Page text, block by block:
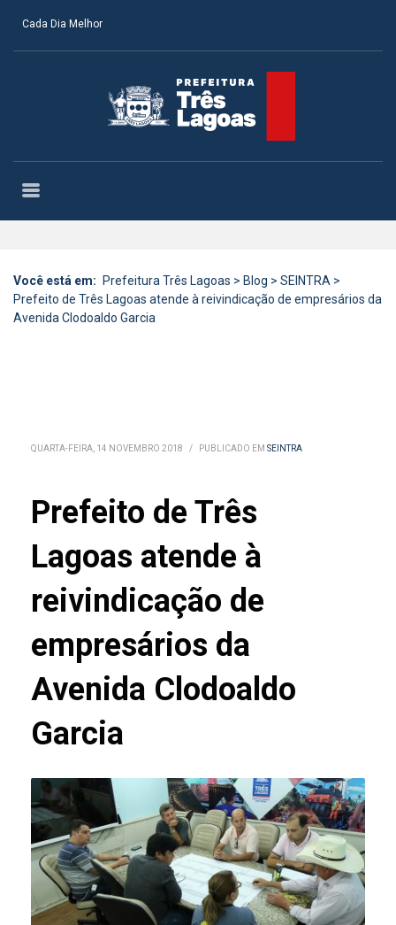
Cada Dia Melhor
Você está em: Prefeitura Três Lagoas > Blog > SEINTRA >
Prefeito de Três Lagoas atende à reivindicação de empresários da
Avenida Clodoaldo Garcia
QUARTA-FEIRA, 14 NOVEMBRO 2018 / PUBLICADO EM SEINTRA
Prefeito de Três
Lagoas atende à
reivindicação de
empresários da
Avenida Clodoaldo
Garcia